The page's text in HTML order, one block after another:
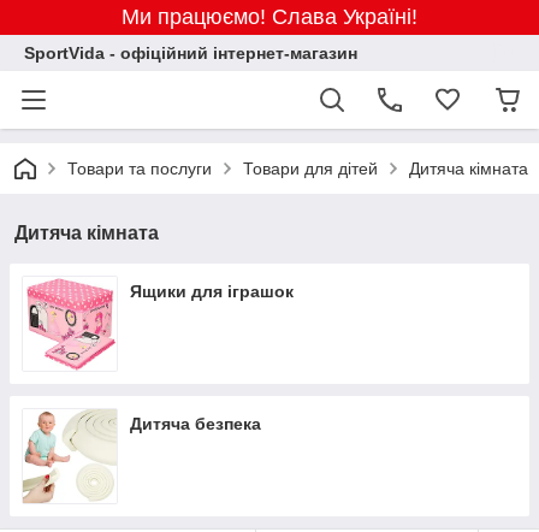
Ми працюємо! Слава Україні!
SportVida - офіційний інтернет-магазин
Товари та послуги Товари для дітей Дитяча кімната
Дитяча кімната
Ящики для іграшок
Дитяча безпека